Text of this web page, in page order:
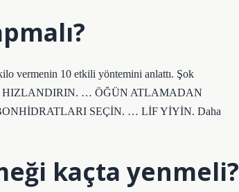
vermenin 10 etkili yöntemini anlattı. Şok
HIZLANDIRIN. … ÖĞÜN ATLAMADAN
SEÇİN. … LİF YİYİN. Daha
kaçta yenmeli?